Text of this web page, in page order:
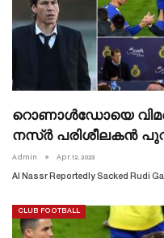
റൊണാൾഡോയെ
നസ്ർ പരിശീലകൻ
Admin Apr 12, 2023
Al Nassr Reportedly Sacked Rudi
CLUB FOOTBALL